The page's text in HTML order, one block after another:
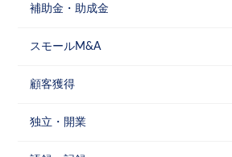
補助金・助成金
スモールM&A
顧客獲得
独立・開業